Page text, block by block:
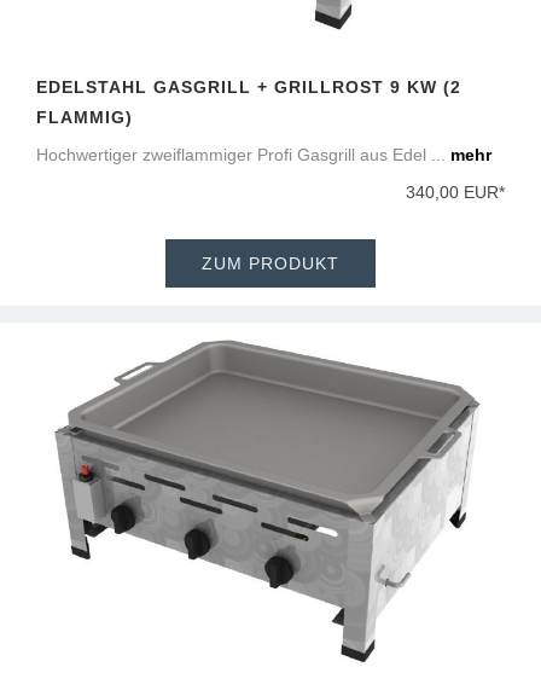
EDELSTAHL GASGRILL + GRILLROST 9 KW (2
FLAMMIG)
Hochwertiger zweiflammiger Profi Gasgrill aus Edel ... mehr
340,00 EUR*
ZUM PRODUKT